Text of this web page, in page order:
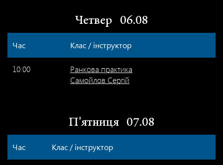
Четвер 06.08
Час Клас / інструктор
10:00
Ранкова практика
Самойлов Сергій
П'ятниця 07.08
Час Клас / інструктор